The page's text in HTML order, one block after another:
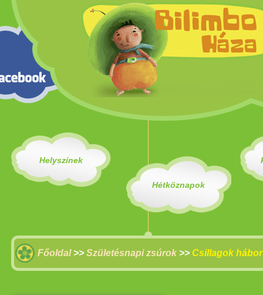
Helyszínek
Hétköznapok
Főoldal >> Születésnapi zsúrok >> Csillagok